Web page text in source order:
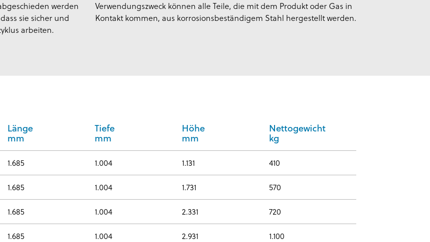
werden
sie sicher und
arbeiten.
Verwendungszweck können alle Teile, die mit dem Produkt oder Gas in
Kontakt kommen, aus korrosionsbeständigem Stahl hergestellt werden.
Länge
mm
Tiefe
mm
Höhe
mm
Nettogewicht
kg
1.685 1.004 1.131 410
1.685 1.004 1.731 570
1.685 1.004 2.331 720
1.685 1.004 2.931 1.100